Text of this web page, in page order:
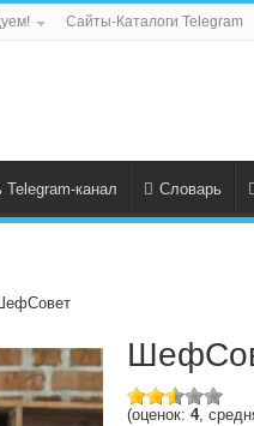
Сайты-Каталоги Telegram
Telegram-канал Словарь
(оценок: 4,